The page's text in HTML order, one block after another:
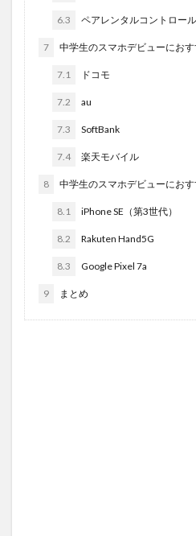
6.3 ペアレンタルコントロール
7 中学生のスマホデビューにお
7.1 ドコモ
7.2 au
7.3 SoftBank
7.4 楽天モバイル
8 中学生のスマホデビューにお
8.1 iPhone SE（第3世代）
8.2 Rakuten Hand5G
8.3 Google Pixel 7a
9 まとめ